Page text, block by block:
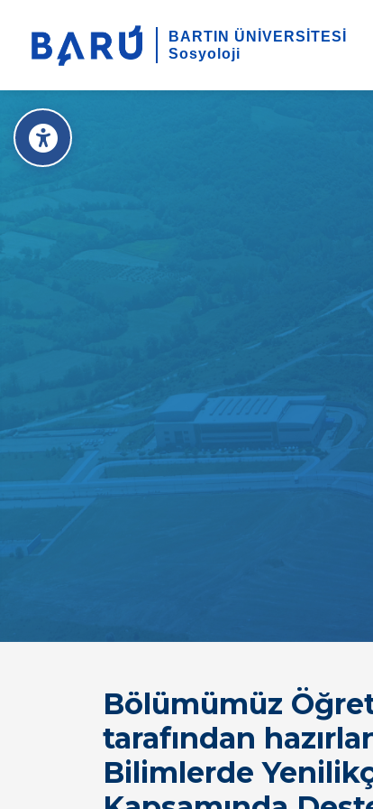
BARTIN ÜNİVERSİTESİ
Sosyoloji
Bölümümüz
tarafından
Bilimlerde